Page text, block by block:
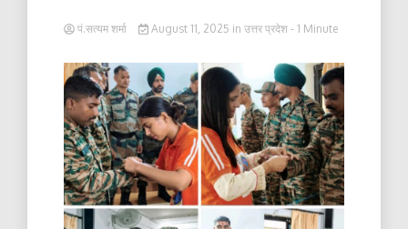
पं.सत्यम शर्मा August 11, 2025 in उत्तर प्रदेश - 1 Minute